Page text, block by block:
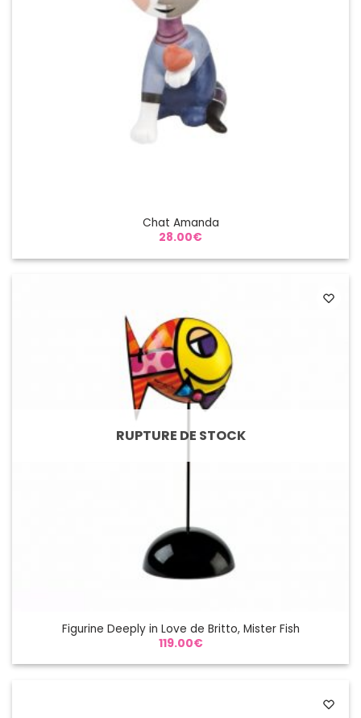
Chat Amanda
28.00€
RUPTURE DE STOCK
Figurine Deeply in Love de Britto, Mister Fish
119.00€